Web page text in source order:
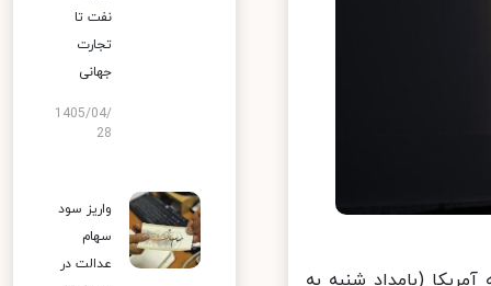
(بامداد شنبه به
نفت تا
تجارت
جهانی
1405/04/
28
واریز سود
سهام
عدالت در